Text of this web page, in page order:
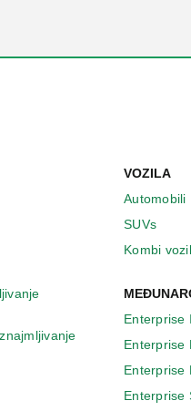
VOZILA
Automobili
SUVs
Kombi
Enterprise
Enterprise
Enterprise
Enterprise